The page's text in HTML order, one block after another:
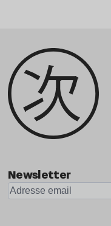
Newsletter